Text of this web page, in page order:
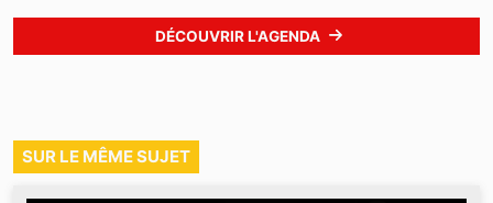
DÉCOUVRIR L'AGENDA
SUR LE MÊME SUJET